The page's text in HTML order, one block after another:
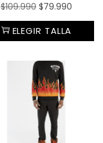
$109.990 $79.990
ELEGIR TALLA